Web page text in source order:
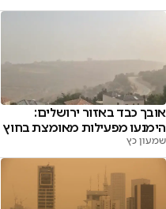
אובך כבד באזור ירושלים:
הימנעו מפעילות מאומצת בחוץ
שמעון כץ